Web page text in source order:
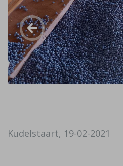
Kudelstaart, 19-02-2021